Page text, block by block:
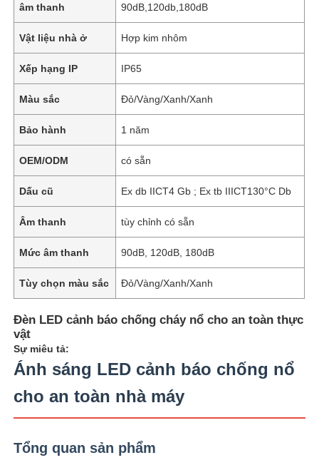
âm thanh 90dB,120db,180dB
Vật liệu nhà ở Hợp kim nhôm
Xếp hạng IP IP65
Màu sắc Đỏ/Vàng/Xanh/Xanh
Bảo hành 1 năm
OEM/ODM có sẵn
Dấu cũ Ex db IICT4 Gb ; Ex tb IIICT130°C Db
Âm thanh tùy chỉnh có sẵn
Mức âm thanh 90dB, 120dB, 180dB
Tùy chọn màu sắc Đỏ/Vàng/Xanh/Xanh
Đèn LED cảnh báo chống cháy nổ cho an toàn thực
vật
Sự miêu tả:
Ánh sáng LED cảnh báo chống nổ
cho an toàn nhà máy
Tổng quan sản phẩm